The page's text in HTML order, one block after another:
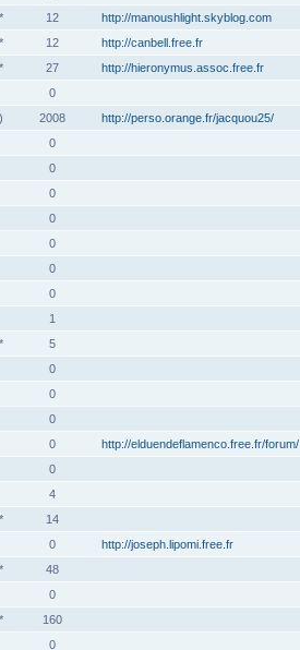
12 http://manoushlight.skyblog.com
12 http://canbell.free.fr
27 http://hieronymus.assoc.free.fr
0
2008 http://perso.orange.fr/jacquou25/
0
0
0
0
0
0
0
1
*
5
0
0
0
0 http://elduendeflamenco.free.fr/forum/
0
4
14
0 http://joseph.lipomi.free.fr
48
0
160
0